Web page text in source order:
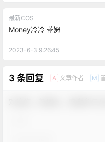
最新COS
Money冷冷 蕾姆
2023-6-3 9:26:45
3 条回复 A 文章作者 M